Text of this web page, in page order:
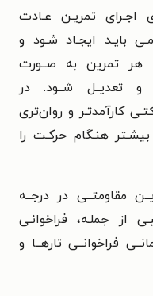
اجـرای تمریـن عـادت
بایـد ایجـاد شـود و
هر تمرین به صــورت
و تعدیــل شــود. در
کارآمدتـر و روان‌تری
بیشـتر هنـگام حرکـت را
مقاومتــی در درجــه
از جملـه، فراخوانـی
فراخوانــی تارهــا و